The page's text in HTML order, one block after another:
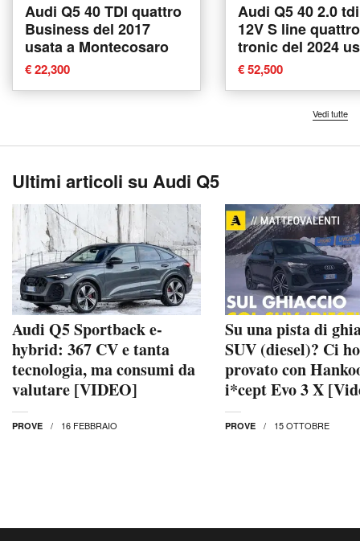
Audi Q5 40 TDI quattro
Business del 2017
usata a Montecosaro
€ 22,300
Audi Q5 40 2.0
12V S line
tronic del 2024
Ancona
€ 52,500
Vedi tutte
Ultimi articoli su Audi Q5
Audi Q5 Sportback e-
hybrid: 367 CV e tanta
tecnologia, ma consumi da
valutare [VIDEO]
PROVE 16 FEBBRAIO
Su una pista di
SUV (diesel)? Ci ho
provato con
i*cept Evo 3 X
PROVE 15 OTTOBRE